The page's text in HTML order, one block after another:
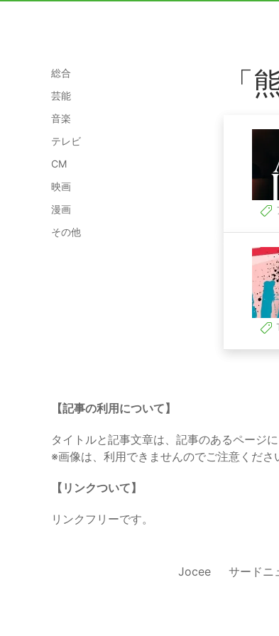
総合
芸能
音楽
テレビ
CM
映画
漫画
その他
「
【記事の利用について】
タイトルと記事文章は、記事のあるページ
※画像は、利用できませんのでご注意くださ
【リンクついて】
リンクフリーです。
Jocee サードニ